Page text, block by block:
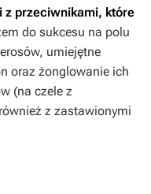
z przeciwnikami, które
do sukcesu na polu
umiejętne
oraz żonglowanie ich
(na czele z
z zastawionymi